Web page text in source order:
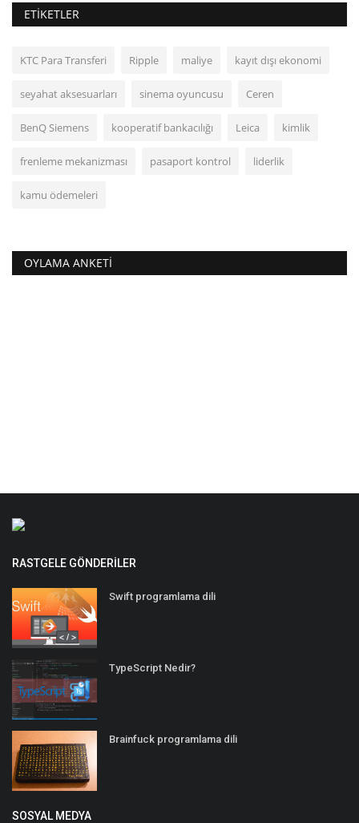
ETIKETLER
KTC Para Transferi Ripple maliye kayıt dışı ekonomi
seyahat aksesuarları sinema oyuncusu Ceren
BenQ Siemens kooperatif bankacılığı Leica kimlik
frenleme mekanizması pasaport kontrol liderlik
kamu ödemeleri
OYLAMA ANKETI
RASTGELE GÖNDERILER
Swift programlama dili
TypeScript Nedir?
Brainfuck programlama dili
SOSYAL MEDYA